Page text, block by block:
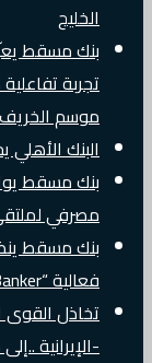
الخليج
بنك مسقط
تجربة
موسم الخريف
البنك الأهلي
بنك مسقط
مصرفي لملتقى
بنك مسقط
فعالية “Future Banker”
تخاذل القوى
-الإيرانية